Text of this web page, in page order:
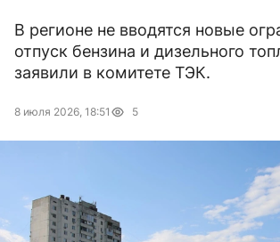
В регионе не вводятся новые
отпуск бензина и дизельного
заявили в комитете ТЭК.
8 июля 2026, 18:51 5